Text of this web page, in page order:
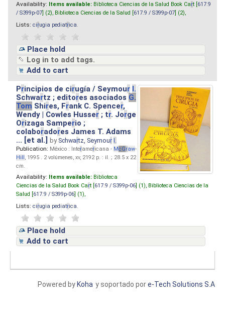
Availability: Items available: Biblioteca Ciencias de la Salud Book Cart [ 617.9
/ S399p-07 ] (2), Biblioteca Ciencias de la Salud [ 617.9 / S399p-07 ] (2),
Lists: cirugia pediatrica
Place hold
Log in to add tags.
Add to cart
Principios de cirugía / Seymour I.
Schwartz ; editores asociados G.
Tom Shires, Frank C. Spencer,
Wendy | Cowles Husser ; tr. Jorge
Orizaga Samperio ;
colaboradores James T. Adams
... [et al.]by Schwartz, Seymour I.
Publication: México : Interamericana - McGraw-
Hill, 1995 . 2 volúmenes, xv, 2192 p. : il. ; 28.5 x 22
cm.
Availability: Items available: Biblioteca
Ciencias de la Salud Book Cart [ 617.9 / S399p-06 ] (1), Biblioteca Ciencias de la
Salud [ 617.9 / S399p-06 ] (1),
Lists: cirugia pediatrica
Place hold
Add to cart
y soportado pore-Tech Solutions S.A
Powered by Koha